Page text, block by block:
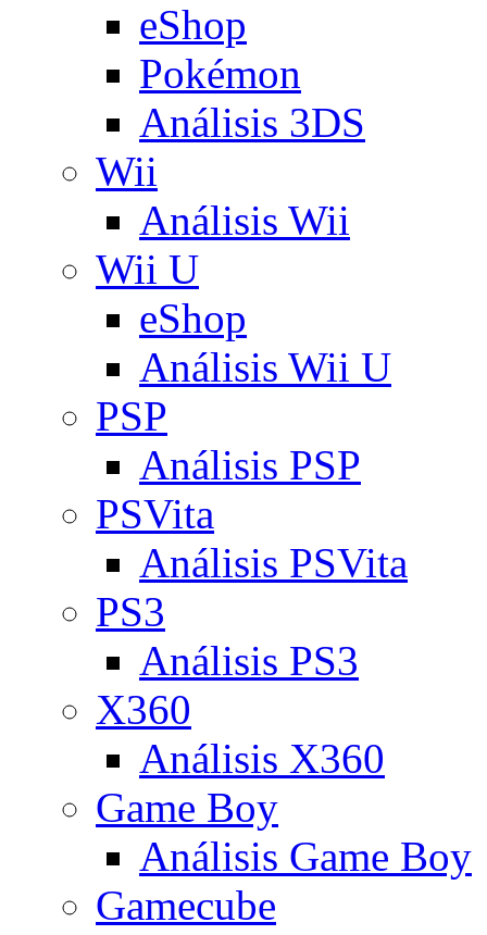
eShop
Pokémon
Análisis 3DS
Wii
Análisis Wii
Wii U
eShop
Análisis Wii U
PSP
Análisis PSP
PSVita
Análisis PSVita
PS3
Análisis PS3
X360
Análisis X360
Game Boy
Análisis Game Boy
Gamecube